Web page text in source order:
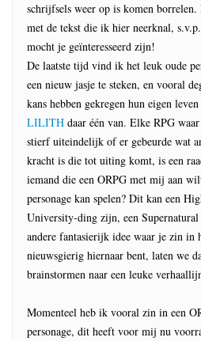
schrijfsels weer op is komen borrelen.
met de tekst die ik hier neerknal,
mocht je geïnteresseerd zijn!
De laatste tijd vind ik het leuk oude
een nieuw jasje te steken, en vooral
kans hebben gekregen hun eigen
LILITH daar één van. Elke RPG
stierf uiteindelijk of er gebeurde wat
kracht is die tot uiting komt, is een
iemand die een ORPG met mij aan
personage kan spelen? Dit kan een
University-ding zijn, een
andere fantasierijk idee waar je zin in
nieuwsgierig hiernaar bent, laten we
brainstormen naar een leuke
Momenteel heb ik vooral zin in een
personage, dit heeft voor mij nu